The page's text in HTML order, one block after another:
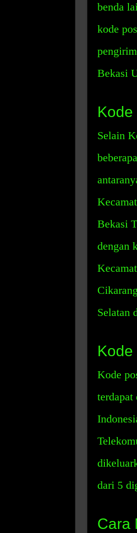
benda
kode
Bekasi
Selain
Bekasi
dengan
Selatan
Kode
dari 5
Cara